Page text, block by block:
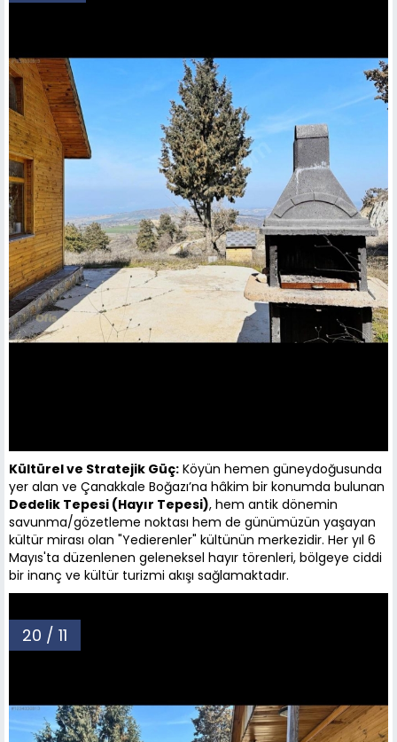
Kültürel ve Stratejik Güç: Köyün hemen güneydoğusunda
yer alan ve Çanakkale Boğazı’na hâkim bir konumda bulunan
Dedelik Tepesi (Hayır Tepesi), hem antik dönemin
savunma/gözetleme noktası hem de günümüzün yaşayan
kültür mirası olan "Yedierenler" kültünün merkezidir. Her yıl 6
Mayıs'ta düzenlenen geleneksel hayır törenleri, bölgeye ciddi
bir inanç ve kültür turizmi akışı sağlamaktadır.
20 / 11